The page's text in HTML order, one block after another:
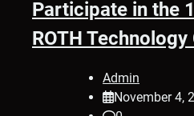
Participate in the
ROTH
Admin
November 4,